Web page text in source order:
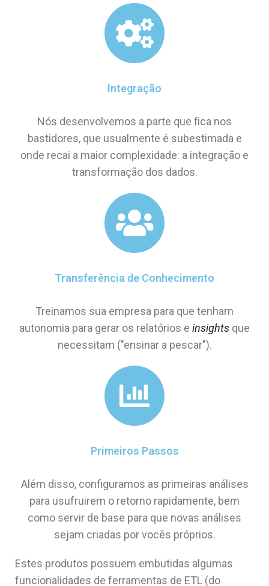
Integração
Nós desenvolvemos a parte que fica nos
bastidores, que usualmente é subestimada e
onde recai a maior complexidade: a integração e
transformação dos dados.
Transferência de Conhecimento
Treinamos sua empresa para que tenham
autonomia para gerar os relatórios e insights que
necessitam ("ensinar a pescar").
Primeiros Passos
Além disso, configuramos as primeiras análises
para usufruirem o retorno rapidamente, bem
como servir de base para que novas análises
sejam criadas por vocês próprios.
Estes produtos possuem embutidas algumas
funcionalidades de ferramentas de ETL (do